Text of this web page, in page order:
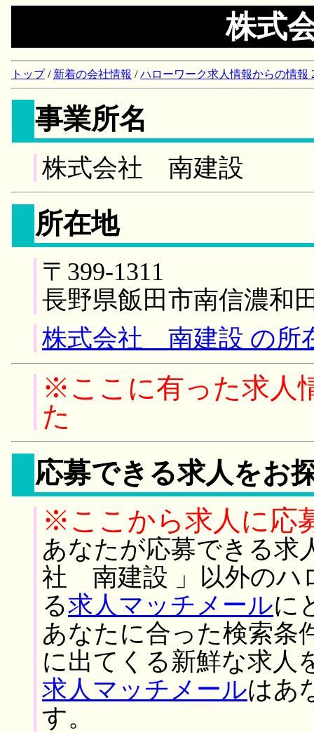
株式
トップ/ 新着の会社情報 /ハローワーク求人情報からの情報
事業所名
株式会社 南建設
所在地
〒399-1311
長野県飯田市南信濃和
株式会社 南建設 の所
※ここに有った求人
た
応募できる求人をお
※ここから求人に応
あなたが応募できる求
社 南建設 」以外のハ
る求人マッチメールに
あなたに合った検索条
に出てくる新鮮な求人
求人マッチメールはあ
す。